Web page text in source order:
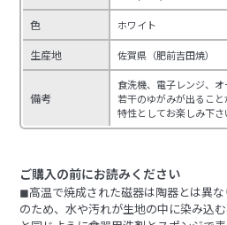
色 ホワイト
生産地 佐賀県（肥前吉田焼）
備考
食洗機、電子レンジ、オ
若干のゆがみが出るこ
特性としてお楽しみ下さ
ご購入の前にお読みください
◼︎高温で焼成された磁器は陶器とは異
のため、水や汚れが生地の中に染み込